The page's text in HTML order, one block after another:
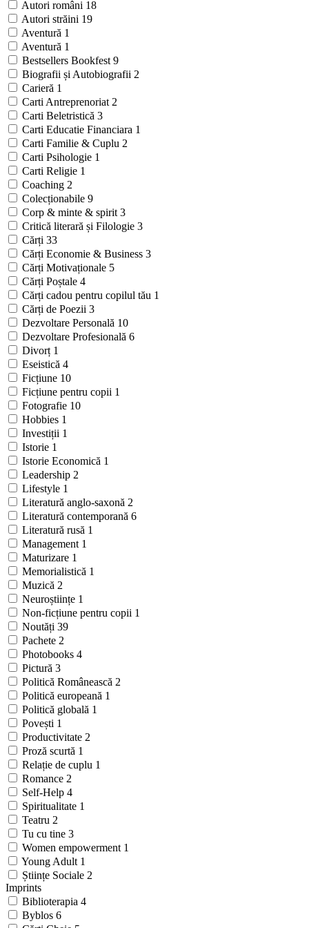
Autori români 18
Autori străini 19
Aventură 1
Aventură 1
Bestsellers Bookfest 9
Biografii și Autobiografii 2
Carieră 1
Carti Antreprenoriat 2
Carti Beletristică 3
Carti Educatie Financiara 1
Carti Familie & Cuplu 2
Carti Psihologie 1
Carti Religie 1
Coaching 2
Colecționabile 9
Corp & minte & spirit 3
Critică literară și Filologie 3
Cărți 33
Cărți Economie & Business 3
Cărți Motivaționale 5
Cărți Poștale 4
Cărți cadou pentru copilul tău 1
Cărți de Poezii 3
Dezvoltare Personală 10
Dezvoltare Profesională 6
Divorț 1
Eseistică 4
Ficțiune 10
Ficțiune pentru copii 1
Fotografie 10
Hobbies 1
Investiții 1
Istorie 1
Istorie Economică 1
Leadership 2
Lifestyle 1
Literatură anglo-saxonă 2
Literatură contemporană 6
Literatură rusă 1
Management 1
Maturizare 1
Memorialistică 1
Muzică 2
Neuroștiințe 1
Non-ficțiune pentru copii 1
Noutăți 39
Pachete 2
Photobooks 4
Pictură 3
Politică Românească 2
Politică europeană 1
Politică globală 1
Povești 1
Productivitate 2
Proză scurtă 1
Relație de cuplu 1
Romance 2
Self-Help 4
Spiritualitate 1
Teatru 2
Tu cu tine 3
Women empowerment 1
Young Adult 1
Științe Sociale 2
Imprints
Biblioterapia 4
Byblos 6